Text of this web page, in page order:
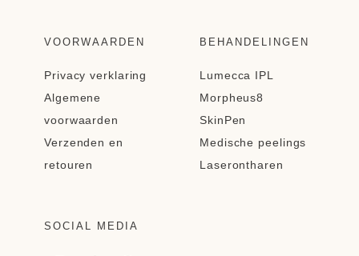
VOORWAARDEN
Privacy verklaring
Algemene
voorwaarden
Verzenden en
retouren
SOCIAL MEDIA
BEHANDELINGEN
Lumecca IPL
Morpheus8
SkinPen
Medische peelings
Laserontharen